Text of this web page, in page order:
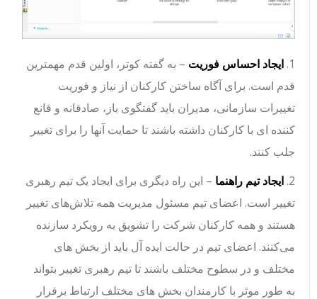
ایجاد احساس فوریت– به گفته کوتر، اولین قدم مهمترین
قدم است. برای آگاه ساختن کارکنان از نیاز و فوریت
تغییرات سازمانی، مدیران باید گفتگوی باز، صادقانه و قانع
کننده ای با کارکنان داشته باشند تا حمایت آنها را برای تغییر
جلب کنند.
ایجاد تیم راهنما– این راه دیگری برای ایجاد یک تیم رهبری
تغییر است. اعضای تیم مسئول مدیریت همه تلاش‌های تغییر
هستند و همه کارکنان شرکت را تشویق به رویکرد سازنده
می‌کنند. اعضای تیم در حالت ایده آل باید از بخش های
مختلف و در سطوح مختلف باشند تا تیم رهبری تغییر بتواند
به طور موثر با کارمندان بخش های مختلف ارتباط برقرار